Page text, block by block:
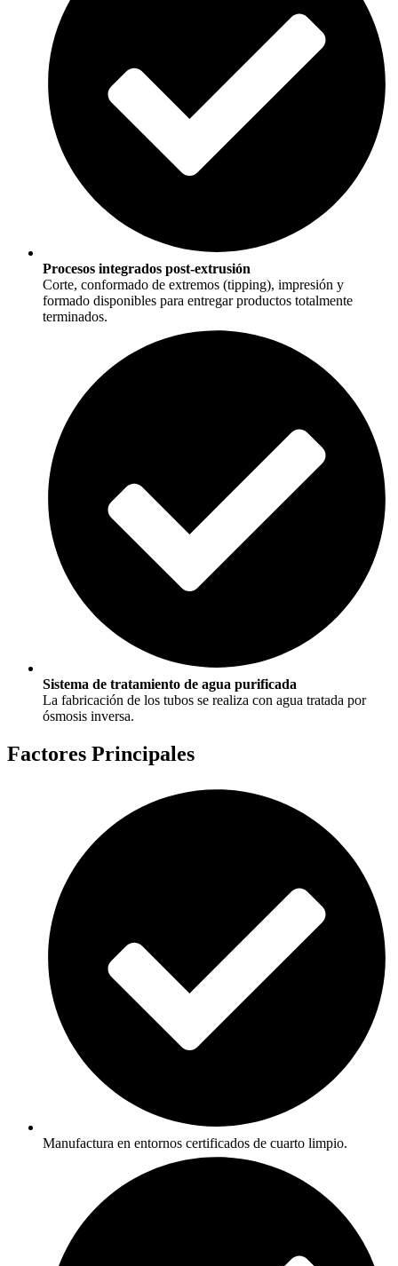
Procesos integrados post-extrusión
Corte, conformado de extremos (tipping), impresión y
formado disponibles para entregar productos totalmente
terminados.
Sistema de tratamiento de agua purificada
La fabricación de los tubos se realiza con agua tratada por
ósmosis inversa.
Factores Principales
Manufactura en entornos certificados de cuarto limpio.